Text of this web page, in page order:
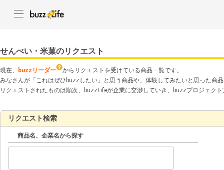
せんべい・米菓のリクエスト
現在、 buzzリーダー
からリクエストを受けている商品一覧です。
みなさんが「これはぜひbuzzしたい」と思う商品や、体験してみたいと思った商
リクエストされたものは順次、buzzLifeが企業に交渉していき、buzzプロジェク
リクエスト検索
商品名、企業名から探す